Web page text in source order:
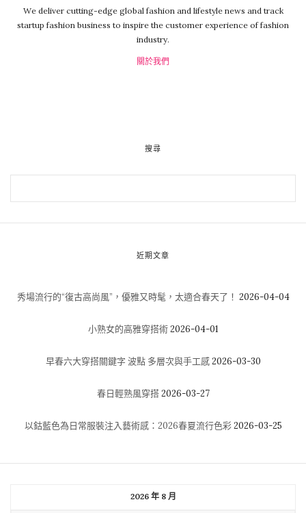
We deliver cutting-edge global fashion and lifestyle news and track
startup fashion business to inspire the customer experience of fashion
industry.
關於我們
搜尋
近期文章
秀場流行的“復古高尚風”，優雅又時髦，太適合春天了！ 2026-04-04
小熟女的高雅穿搭術 2026-04-01
早春六大穿搭關鍵字 波點 多層次與手工感 2026-03-30
春日輕熟風穿搭 2026-03-27
以鈷藍色為日常服裝注入藝術感：2026春夏流行色彩 2026-03-25
2026 年 8 月